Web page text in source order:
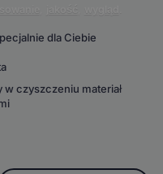
wygląd
dla Ciebie
w czyszczeniu materiał